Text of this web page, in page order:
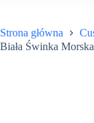
Strona główna
Biała Świnka